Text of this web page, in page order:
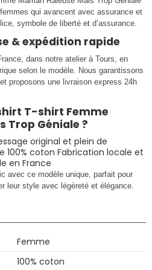
qui avancent avec assurance et
symbole de liberté et d’assurance.
& expédition rapide
dans notre atelier à Tours, en
selon le modèle. Nous garantissons
proposons une livraison express 24h
T-shirt Femme
Trop Géniale ?
original et plein de
coton Fabrication locale et
en France
avec ce modèle unique, parfait pour
leur style avec légèreté et élégance.
Femme
100% coton